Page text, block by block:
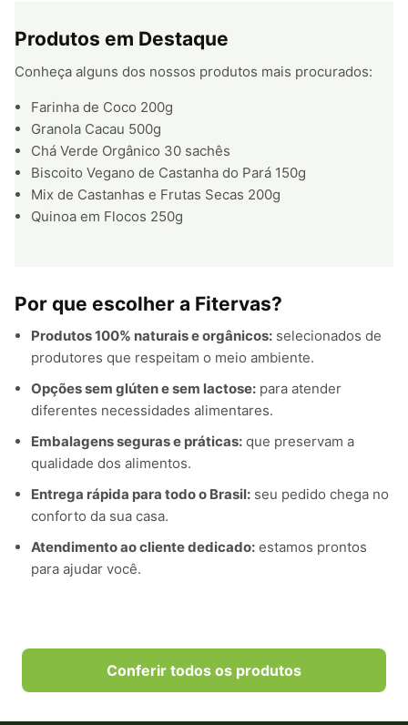
Produtos em Destaque
Conheça alguns dos nossos produtos mais procurados:
Farinha de Coco 200g
Granola Cacau 500g
Chá Verde Orgânico 30 sachês
Biscoito Vegano de Castanha do Pará 150g
Mix de Castanhas e Frutas Secas 200g
Quinoa em Flocos 250g
Por que escolher a Fitervas?
Produtos 100% naturais e orgânicos: selecionados de
produtores que respeitam o meio ambiente.
Opções sem glúten e sem lactose: para atender
diferentes necessidades alimentares.
Embalagens seguras e práticas: que preservam a
qualidade dos alimentos.
Entrega rápida para todo o Brasil: seu pedido chega no
conforto da sua casa.
Atendimento ao cliente dedicado: estamos prontos
para ajudar você.
Conferir todos os produtos